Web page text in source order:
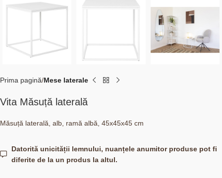
Prima pagină Mese laterale
Vita Măsuță laterală
Măsuță laterală, alb, ramă albă, 45x45x45 cm
Datorită unicității lemnului, nuanțele anumitor produse pot fi
diferite de la un produs la altul.